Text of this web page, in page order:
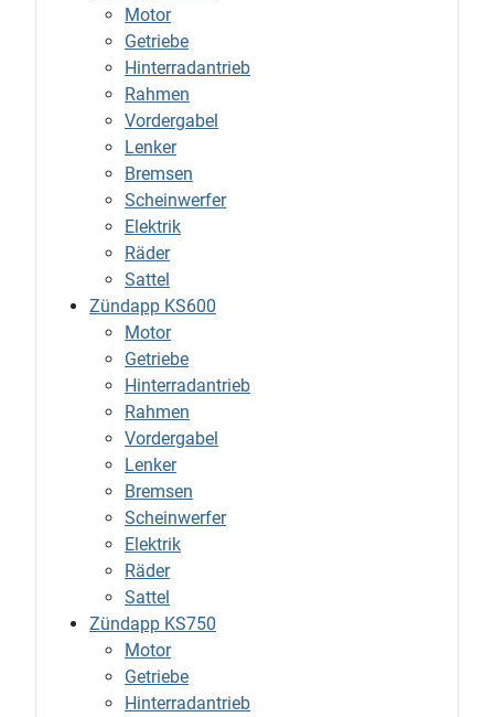
Motor
Getriebe
Hinterradantrieb
Rahmen
Vordergabel
Lenker
Bremsen
Scheinwerfer
Elektrik
Räder
Sattel
Zündapp KS600
Motor
Getriebe
Hinterradantrieb
Rahmen
Vordergabel
Lenker
Bremsen
Scheinwerfer
Elektrik
Räder
Sattel
Zündapp KS750
Motor
Getriebe
Hinterradantrieb